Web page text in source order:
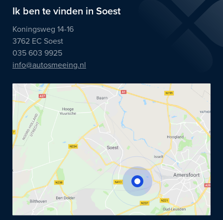
Ik ben te vinden in Soest
Koningsweg 14-16
3762 EC Soest
035 603 9925
info@autosmeeing.nl